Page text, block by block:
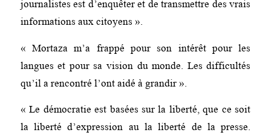
journalistes est d’enquêter et de transmettre des vrais
informations aux citoyens ».
« Mortaza m’a frappé pour son intérêt pour les
langues et pour sa vision du monde. Les difficultés
qu’il a rencontré l’ont aidé à grandir ».
« Le démocratie est basées sur la liberté, que ce soit
la liberté d’expression au la liberté de la presse.